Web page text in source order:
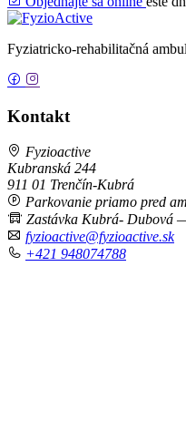
Fyziatricko-rehabilitačná
Kontakt
Fyzioactive
Kubranská 244
911 01 Trenčín-Kubrá
Parkovanie priamo pred
Zastávka Kubrá- Dubová
fyzioactive@fyzioactive.sk
+421 948074788